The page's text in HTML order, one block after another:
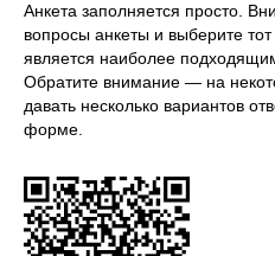
Анкета заполняется просто.
вопросы анкеты и выберите
является наиболее
Обратите внимание — на
давать несколько вариантов
форме.